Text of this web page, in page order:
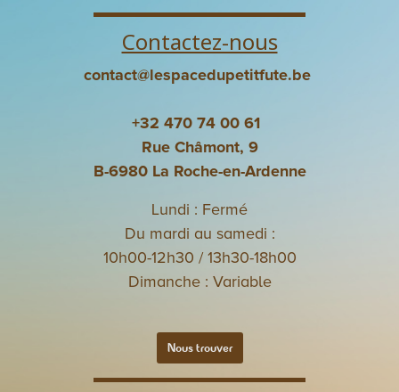
Contactez-nous
contact@lespacedupetitfute.be
+32 470 74 00 61
Rue Châmont, 9
B-6980 La Roche-en-Ardenne
Lundi : Fermé
Du mardi au samedi :
10h00-12h30 / 13h30-18h00
Dimanche : Variable
Nous trouver